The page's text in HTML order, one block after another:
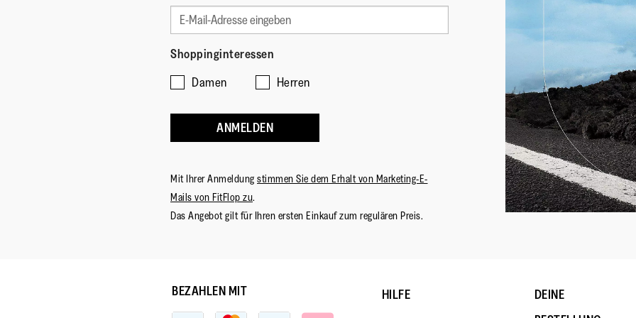
Shoppinginteressen
Damen
Herren
ANMELDEN
Mit Ihrer Anmeldung stimmen Sie dem Erhalt von Marketing-E-
Mails von FitFlop zu.
Das Angebot gilt für Ihren ersten Einkauf zum regulären Preis.
BEZAHLEN MIT
HILFE
DEINE